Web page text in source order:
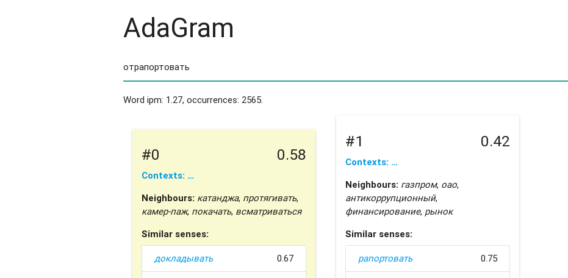
AdaGram
Word ipm: 1.27, occurrences: 2565.
#0 0.58
Contexts: …
Neighbours: катанджа, протягивать,
камер-паж, покачать, всматриваться
Similar senses:
докладывать 0.67
#1 0.42
Contexts: …
Neighbours: газпром, оао,
антикоррупционный,
финансирование, рынок
Similar senses:
рапортовать 0.75